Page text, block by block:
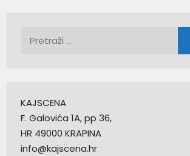
KAJSCENA
F. Galovića 1A, pp 36,
HR 49000 KRAPINA
info@kajscena.hr